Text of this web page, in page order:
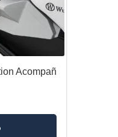
Acompañ